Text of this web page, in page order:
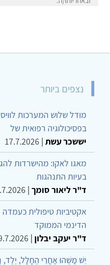
5725121 אי -מייל: aa3@zahav.net.il
נצפים ביותר
מודל שלוש המערכות
בפסיכולוגיה רפואית של
יששכר עשת|
17.7.2026
מאגו לאקו: מהישרדות
בעיות התנהגות
ד"ר ליאור סומך|
אקטיביות טיפולית כעמדה